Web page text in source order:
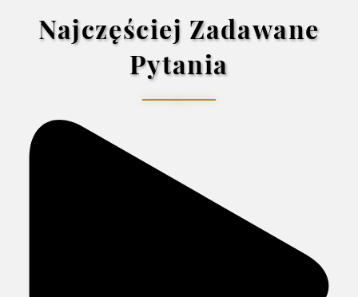
Najczęściej Zadawane
Pytania